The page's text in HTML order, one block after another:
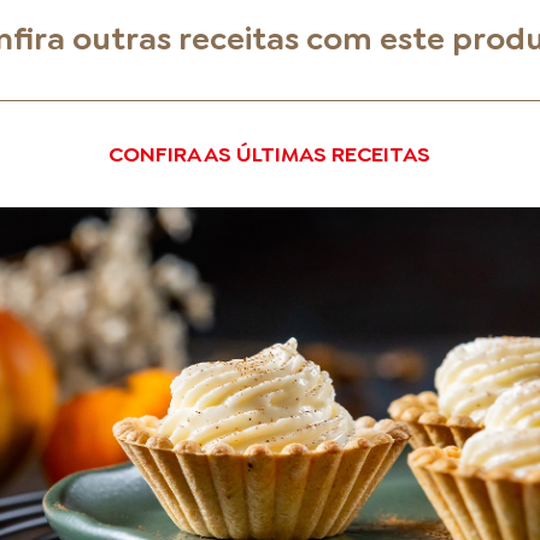
outras receitas com este
CONFIRA AS ÚLTIMAS RECEITAS